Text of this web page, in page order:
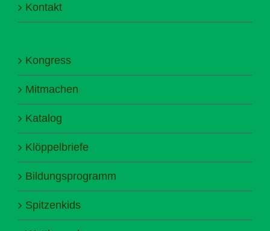
Kontakt
Kongress
Mitmachen
Katalog
Klöppelbriefe
Bildungsprogramm
Spitzenkids